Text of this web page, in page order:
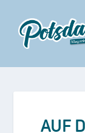
AUF